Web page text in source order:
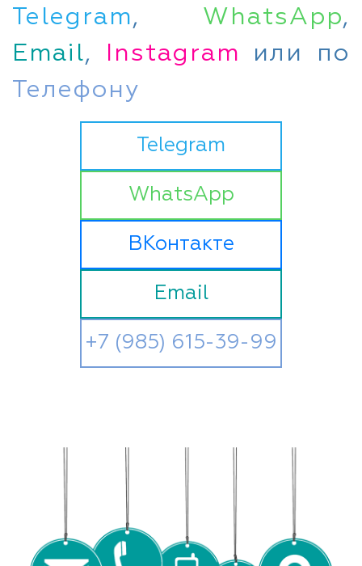
Telegram, WhatsApp,
Email, Instagram или по
Телефону
Telegram
WhatsApp
ВКонтакте
Email
+7 (985) 615-39-99